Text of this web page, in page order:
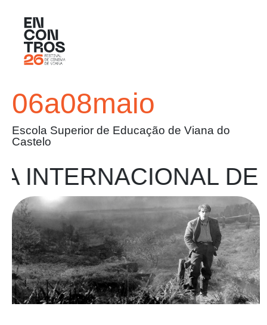
06a08maio
Escola Superior de Educação de Viana do
Castelo
DE